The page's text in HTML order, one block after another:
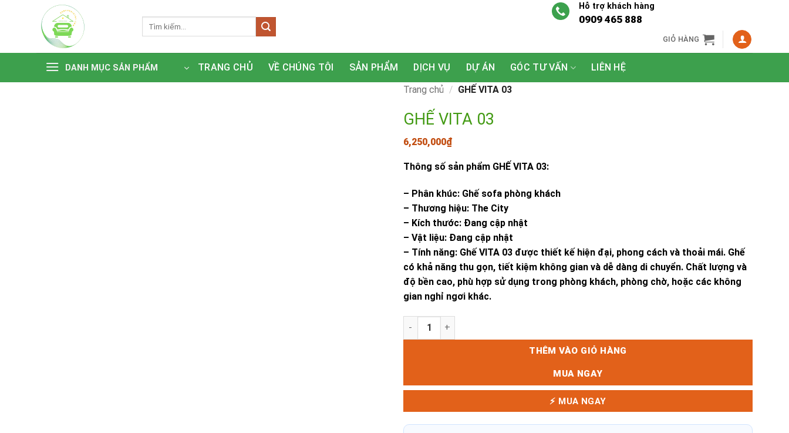
dung
Hỗ trợ khách hàng
0909 465 888
GIỎ HÀNG
DANH MỤC SẢN PHẨM TRANG CHỦ VỀ CHÚNG TÔI SẢN PHẨM DỊCH VỤ DỰ ÁN GÓC TƯ VẤN
LIÊN HỆ
Trang chủ / GHẾ VITA 03
GHẾ VITA 03
6,250,000₫
Thông số sản phẩm GHẾ VITA 03:
– Phân khúc: Ghế sofa phòng khách
– Thương hiệu: The City
– Kích thước: Đang cập nhật
– Vật liệu: Đang cập nhật
– Tính năng: Ghế VITA 03 được thiết kế hiện đại, phong cách và thoải mái. Ghế
có khả năng thu gọn, tiết kiệm không gian và dễ dàng di chuyển. Chất lượng và
độ bền cao, phù hợp sử dụng trong phòng khách, phòng chờ, hoặc các không
gian nghỉ ngơi khác.
GHẾ VITA 03 số lượng
THÊM VÀO GIỎ HÀNG
MUA NGAY
⚡ MUA NGAY